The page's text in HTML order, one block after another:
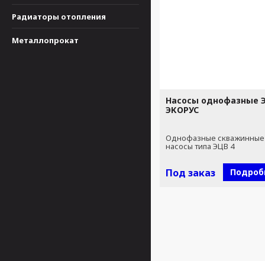
Радиаторы отопления
Металлопрокат
Насосы однофазные
ЭКОРУС
Однофазные скважинные
насосы типа ЭЦВ 4
Под заказ